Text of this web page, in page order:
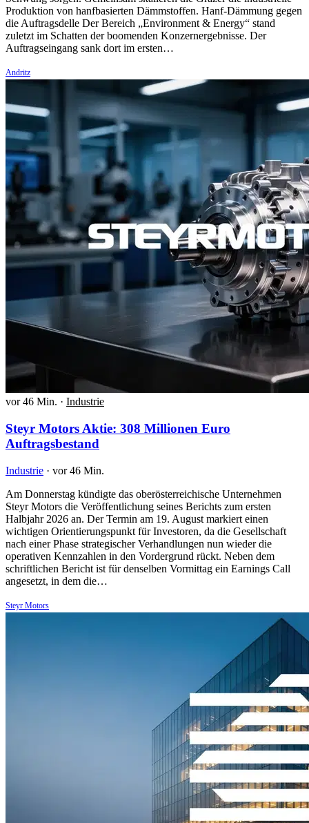
Produktion von hanfbasierten Dämmstoffen. Hanf-Dämmung gegen
die Auftragsdelle Der Bereich „Environment & Energy“ stand
zuletzt im Schatten der boomenden Konzernergebnisse. Der
Auftragseingang sank dort im ersten…
Andritz
vor 46 Min. · Industrie
Steyr Motors Aktie: 308 Millionen Euro
Auftragsbestand
Industrie · vor 46 Min.
Am Donnerstag kündigte das oberösterreichische Unternehmen
Steyr Motors die Veröffentlichung seines Berichts zum ersten
Halbjahr 2026 an. Der Termin am 19. August markiert einen
wichtigen Orientierungspunkt für Investoren, da die Gesellschaft
nach einer Phase strategischer Verhandlungen nun wieder die
operativen Kennzahlen in den Vordergrund rückt. Neben dem
schriftlichen Bericht ist für denselben Vormittag ein Earnings Call
angesetzt, in dem die…
Steyr Motors